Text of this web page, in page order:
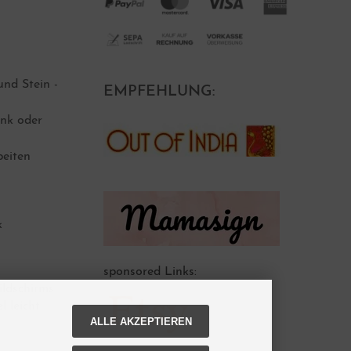
Stein -
oder
leicht
EMPFEHLUNG:
sponsored Links:
ALLE AKZEPTIEREN